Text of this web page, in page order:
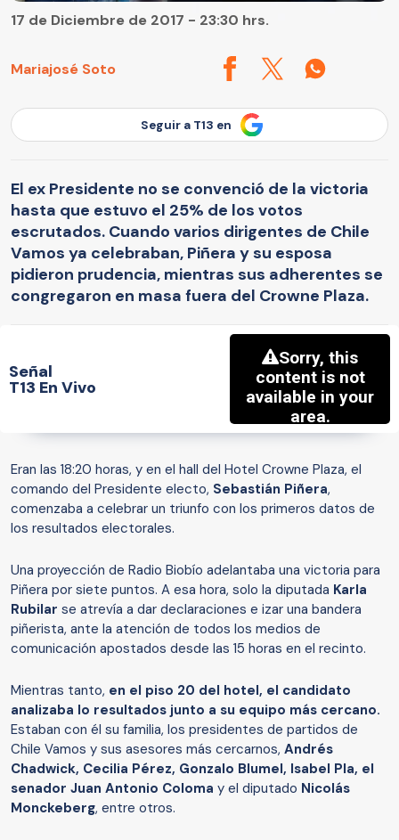
Mariajosé Soto
17 de Diciembre de 2017 - 23:30 hrs.
Seguir a T13 en
El ex Presidente no se convenció de la victoria
hasta que estuvo el 25% de los votos
escrutados. Cuando varios dirigentes de Chile
Vamos ya celebraban, Piñera y su esposa
pidieron prudencia, mientras sus adherentes se
congregaron en masa fuera del Crowne Plaza.
Señal
T13 En Vivo
Eran las 18:20 horas, y en el hall del Hotel Crowne Plaza, el
comando del Presidente electo, Sebastián Piñera,
comenzaba a celebrar un triunfo con los primeros datos de
los resultados electorales.
Una proyección de Radio Biobío adelantaba una victoria para
Piñera por siete puntos. A esa hora, solo la diputada Karla
Rubilar se atrevía a dar declaraciones e izar una bandera
piñerista, ante la atención de todos los medios de
comunicación apostados desde las 15 horas en el recinto.
Mientras tanto, en el piso 20 del hotel, el candidato
analizaba lo resultados junto a su equipo más cercano.
Estaban con él su familia, los presidentes de partidos de
Chile Vamos y sus asesores más cercarnos, Andrés
Chadwick, Cecilia Pérez, Gonzalo Blumel, Isabel Pla, el
senador Juan Antonio Coloma y el diputado Nicolás
Monckeberg, entre otros.